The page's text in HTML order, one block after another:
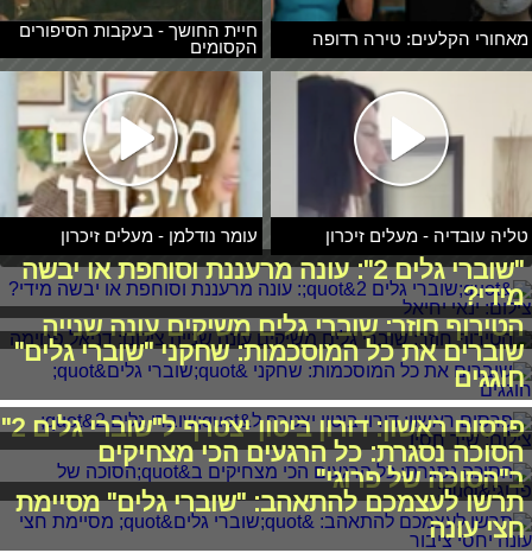
מאחורי הקלעים: טירה רדופה
חיית החושך - בעקבות הסיפורים
הקסומים
טליה עובדיה - מעלים זיכרון עומר נודלמן - מעלים זיכרון
"שוברי גלים 2": עונה מרעננת וסוחפת או יבשה
מידי?
הטירוף חוזר: שוברי גלים משיקים עונה שנייה
שוברים את כל המוסכמות: שחקני "שוברי גלים"
חוגגים
פרסום ראשון: דורון ביטון יצטרף ל"שוברי גלים 2"
הסוכה נסגרת: כל הרגעים הכי מצחיקים
ב"הסוכה של פרוגי"
תרשו לעצמכם להתאהב: "שוברי גלים" מסיימת
חצי עונה